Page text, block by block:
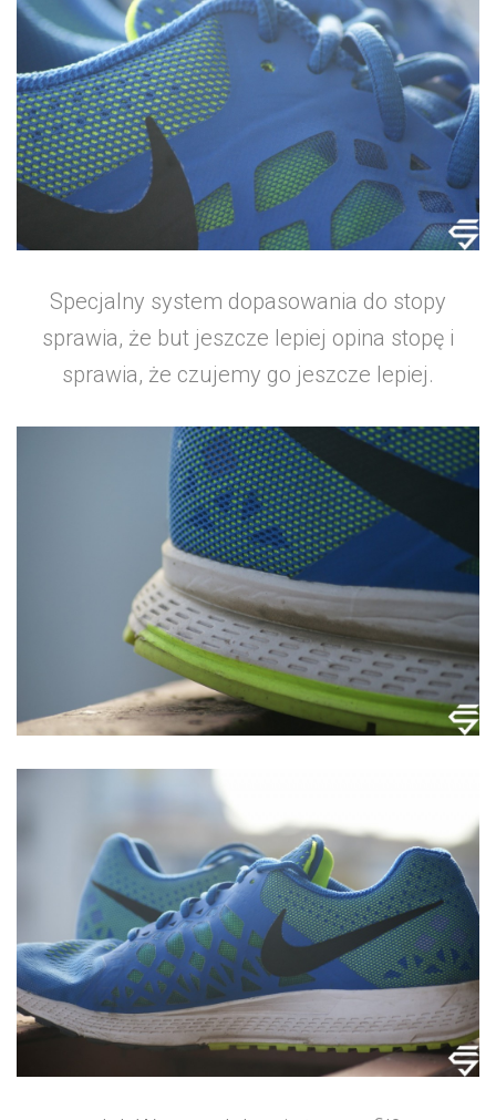
Specjalny system dopasowania do stopy
sprawia, że but jeszcze lepiej opina stopę i
sprawia, że czujemy go jeszcze lepiej.